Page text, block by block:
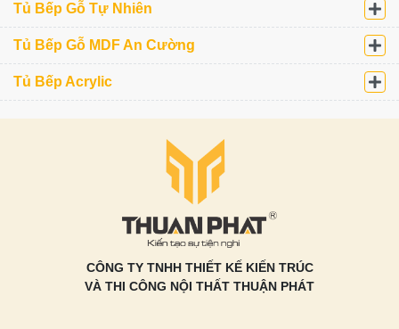
Tủ Bếp Gỗ Tự Nhiên
Tủ Bếp Gỗ MDF An Cường
Tủ Bếp Acrylic
CÔNG TY TNHH THIẾT KẾ KIẾN TRÚC
VÀ THI CÔNG NỘI THẤT THUẬN PHÁT